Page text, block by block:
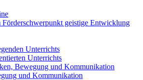
geistige Entwicklung
Unterrichts
Unterrichts
Bewegung und Kommunikation
und Kommunikation